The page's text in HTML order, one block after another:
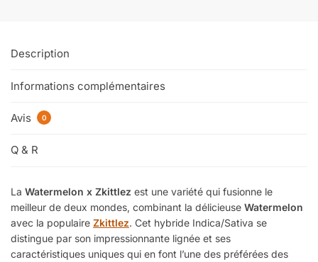
Description
Informations complémentaires
Avis 0
Q & R
La Watermelon x Zkittlez est une variété qui fusionne le
meilleur de deux mondes, combinant la délicieuse Watermelon
avec la populaire Zkittlez. Cet hybride Indica/Sativa se
distingue par son impressionnante lignée et ses
caractéristiques uniques qui en font l’une des préférées des